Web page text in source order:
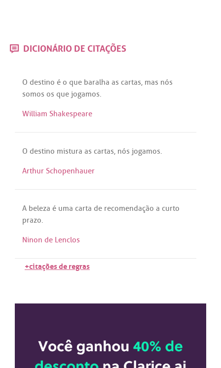
DICIONÁRIO DE CITAÇÕES
O destino é o que baralha as cartas, mas nós
somos os que jogamos.
William Shakespeare
O destino mistura as cartas, nós jogamos.
Arthur Schopenhauer
A beleza é uma carta de recomendação a curto
prazo.
Ninon de Lenclos
+citações de regras